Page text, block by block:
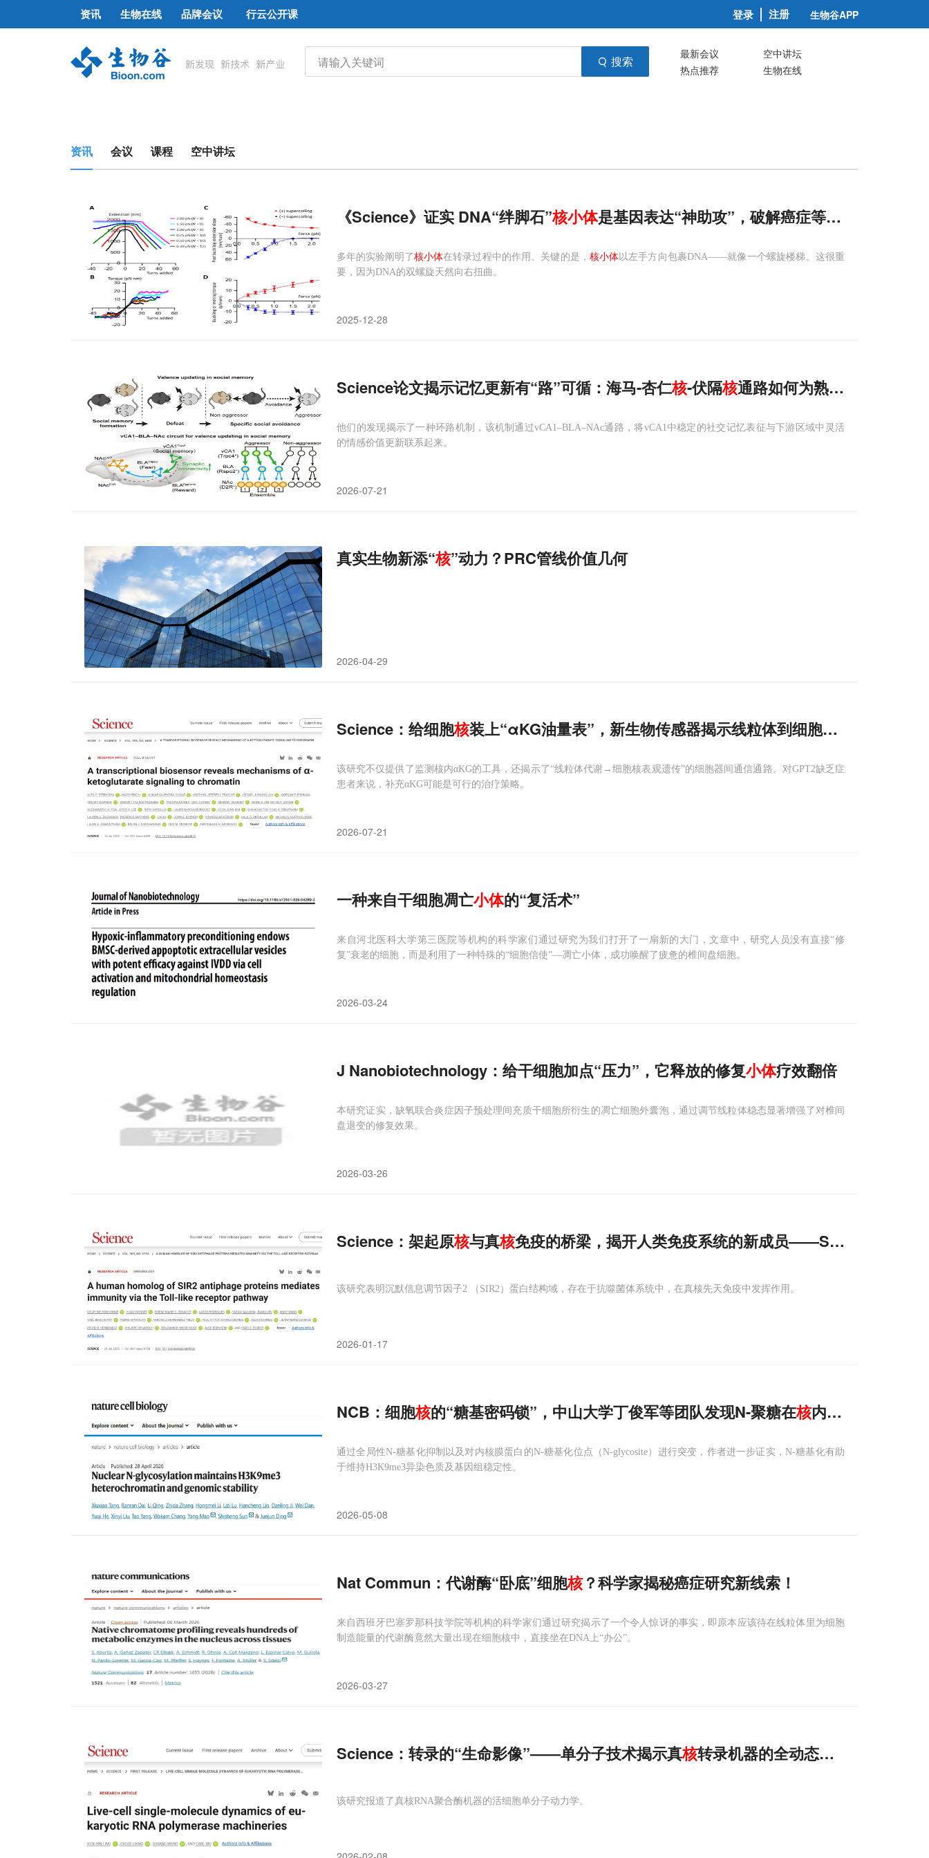
资讯 生物在线 品牌会议 行云公开课 登录 注册 生物谷APP
搜索 最新会议
空中讲坛
热点推荐
生物在线
资讯 会议 课程 空中讲坛
《Science》证实 DNA“绊脚石”核小体是基因表达“神助攻”，破解癌症等疾病根源谜题
多年的实验阐明了核小体在转录过程中的作用。关键的是， 核小体以左手方向包裹DNA——就像一个螺旋楼梯。这很重
要，因为DNA的双螺旋天然向右扭曲。
2025-12-28
Science论文揭示记忆更新有“路”可循：海马-杏仁核-伏隔核通路如何为熟人重新“定价”
他们的发现揭示了一种环路机制，该机制通过vCA1–BLA–NAc通路，将vCA1中稳定的社交记忆表征与下游区域中灵活
的情感价值更新联系起来。
2026-07-21
真实生物新添“核”动力？PRC管线价值几何
2026-04-29
Science：给细胞核装上“αKG油量表”，新生物传感器揭示线粒体到细胞核
该研究不仅提供了监测核内αKG的工具，还揭示了“线粒体代谢→细胞核表观遗传”的细胞器间通信通路。对GPT2缺乏症
患者来说，补充αKG可能是可行的治疗策略。
2026-07-21
一种来自干细胞凋亡小体的“复活术”
来自河北医科大学第三医院等机构的科学家们通过研究为我们打开了一扇新的大门，文章中，研究人员没有直接“修
复”衰老的细胞，而是利用了一种特殊的“细胞信使”—凋亡小体，成功唤醒了疲惫的椎间盘细胞。
2026-03-24
J Nanobiotechnology：给干细胞加点“压力”，它释放的修复小体疗效翻倍
本研究证实，缺氧联合炎症因子预处理间充质干细胞所衍生的凋亡细胞外囊泡，通过调节线粒体稳态显著增强了对椎间
盘退变的修复效果。
2026-03-26
Science：架起原核与真核免疫的桥梁，揭开人类免疫系统的新成员——SIRal
该研究表明沉默信息调节因子2 （SIR2）蛋白结构域，存在于抗噬菌体系统中，在真核先天免疫中发挥作用。
2026-01-17
NCB：细胞核的“糖基密码锁”，中山大学丁俊军等团队发现N-聚糖在核内“锁住”甲基化
通过全局性N-糖基化抑制以及对内核膜蛋白的N-糖基化位点（N-glycosite）进行突变，作者进一步证实，N-糖基化有助
于维持H3K9me3异染色质及基因组稳定性。
2026-05-08
Nat Commun：代谢酶“卧底”细胞核？科学家揭秘癌症研究新线索！
来自西班牙巴塞罗那科技学院等机构的科学家们通过研究揭示了一个令人惊讶的事实，即原本应该待在线粒体里为细胞
制造能量的代谢酶竟然大量出现在细胞核中，直接坐在DNA上“办公”。
2026-03-27
Science：转录的“生命影像”——单分子技术揭示真核转录机器的全动态过程
该研究报道了真核RNA聚合酶机器的活细胞单分子动力学。